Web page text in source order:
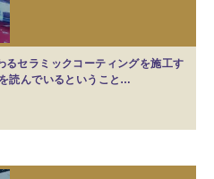
るセラミックコーティングを施工す
読んでいるということ…